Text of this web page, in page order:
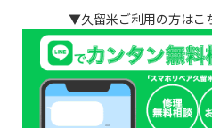
▼久留米ご利用の方はこ